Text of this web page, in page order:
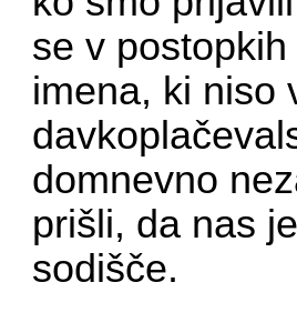
se v
imena, ki niso
domnevno
prišli, da nas
sodišče.